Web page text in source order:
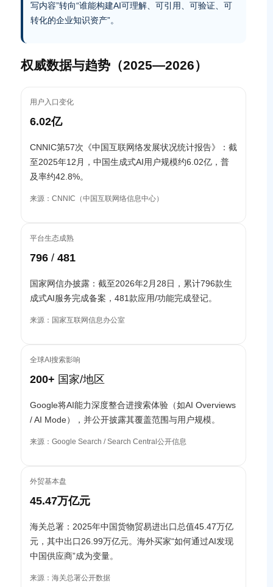
写内容”转向“谁能构建AI可理解、可引用、可验证、可
转化的企业知识资产”。
权威数据与趋势（2025—2026）
用户入口变化
6.02亿
CNNIC第57次《中国互联网络发展状况统计报告》：截
至2025年12月，中国生成式AI用户规模约6.02亿，普
及率约42.8%。
来源：CNNIC（中国互联网络信息中心）
平台生态成熟
796 / 481
国家网信办披露：截至2026年2月28日，累计796款生
成式AI服务完成备案，481款应用/功能完成登记。
来源：国家互联网信息办公室
全球AI搜索影响
200+ 国家/地区
Google将AI能力深度整合进搜索体验（如AI Overviews
/ AI Mode），并公开披露其覆盖范围与用户规模。
来源：Google Search / Search Central公开信息
外贸基本盘
45.47万亿元
海关总署：2025年中国货物贸易进出口总值45.47万亿
元，其中出口26.99万亿元。海外买家“如何通过AI发现
中国供应商”成为变量。
来源：海关总署公开数据